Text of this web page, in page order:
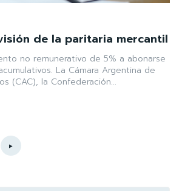
de la paritaria mercantil
no remunerativo de 5% a abonarse
Cámara Argentina de
(CAC), la Confederación...